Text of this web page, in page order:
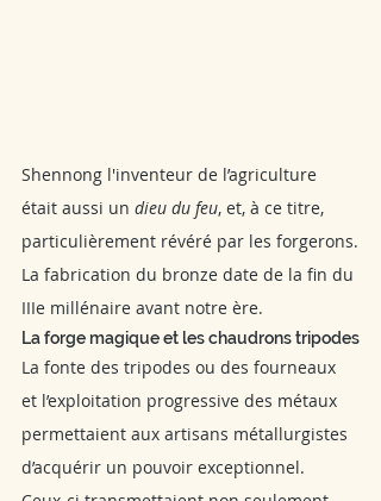
Shennong l'inventeur de l’agriculture
était aussi un dieu du feu, et, à ce titre,
particulièrement révéré par les forgerons.
La fabrication du bronze date de la fin du
IIIe millénaire avant notre ère.
La forge magique et les chaudrons tripodes
La fonte des tripodes ou des fourneaux
et l’exploitation progressive des métaux
permettaient aux artisans métallurgistes
d’acquérir un pouvoir exceptionnel.